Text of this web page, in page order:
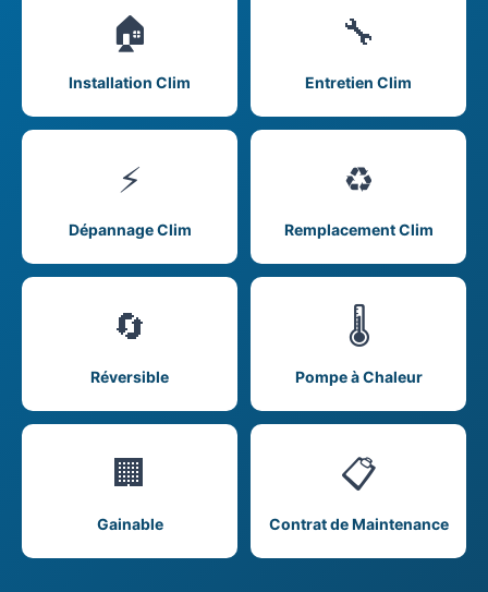
🏠
Installation Clim
🔧
Entretien Clim
⚡
Dépannage Clim
♻️
Remplacement Clim
🔄
Réversible
🌡️
Pompe à Chaleur
🏢
Gainable
📋
Contrat de Maintenance